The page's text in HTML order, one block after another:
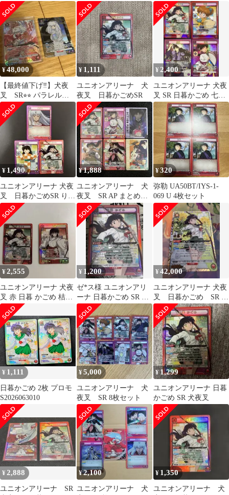
ナ 犬夜叉
め、珊瑚
¥48,000
【最終値下げ‼️】犬夜
叉 SR⭐︎⭐︎ パラレル
ユリオンアリーナ
¥ 1,111
ユニオンアリーナ 犬
夜叉 日暮かごめSR
¥2,400
ユニオンアリーナ 犬夜
叉 SR 日暮かごめ 七宝
奈落 神楽 まとめ売 お
まけ付
¥ 1,490
ユニオンアリーナ 犬夜
叉 日暮かごめSR りん
SE
¥1,888
ユニオンアリーナ 犬
夜叉 SR AP まとめ売
り 6枚
¥320
弥勒 UA50BT/IYS-1-
069 U 4枚セット
¥2,555
ユニオンアリーナ 犬夜
叉 赤 日暮 かごめ 桔梗
sr 2枚セット
¥ 1,200
ゼ*ス様 ユニオンアリ
ーナ 日暮かごめ SR 犬
夜叉
¥42,000
ユニオンアリーナ 犬夜
叉 日暮かごめ SR 星
2 パラレル
¥ 1,111
日暮かごめ 2枚 プロモ
S2026063010
¥5,000
ユニオンアリーナ 犬
夜叉 SR 8枚セット
¥1,299
ユニオンアリーナ 日暮
かごめ SR 犬夜叉
¥ 2,888
ユニオンアリーナ SR
¥2,100
ユニオンアリーナ 犬
¥ 1,350
ユニオンアリーナ 犬